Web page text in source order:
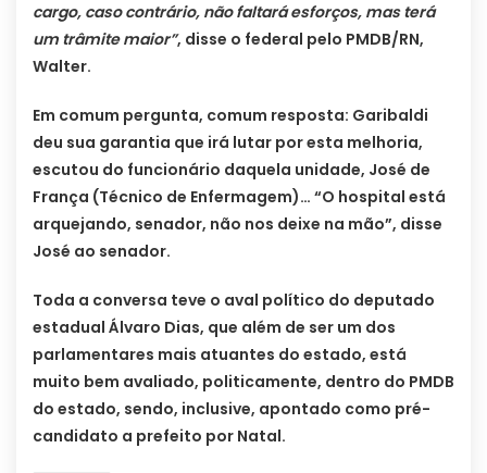
cargo, caso contrário, não faltará esforços, mas terá
um trâmite maior”, disse o federal pelo PMDB/RN,
Walter.
Em comum pergunta, comum resposta: Garibaldi
deu sua garantia que irá lutar por esta melhoria,
escutou do funcionário daquela unidade, José de
França (Técnico de Enfermagem)… “O hospital está
arquejando, senador, não nos deixe na mão”, disse
José ao senador.
Toda a conversa teve o aval político do deputado
estadual Álvaro Dias, que além de ser um dos
parlamentares mais atuantes do estado, está
muito bem avaliado, politicamente, dentro do PMDB
do estado, sendo, inclusive, apontado como pré-
candidato a prefeito por Natal.